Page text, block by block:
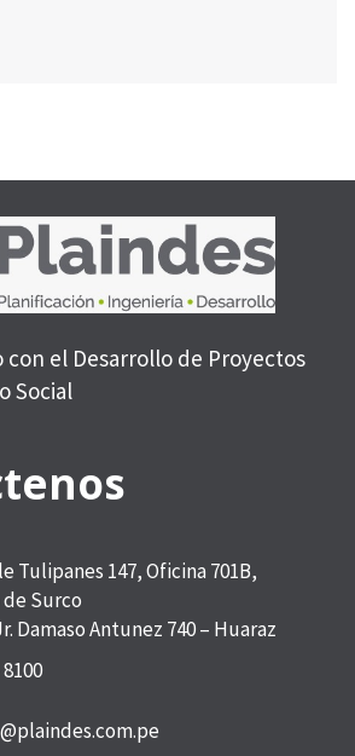
el Desarrollo de Proyectos
Social
Tulipanes 147, Oficina 701B,
Surco
Damaso Antunez 740 – Huaraz